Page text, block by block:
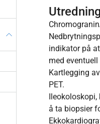
indikator på
med
Kartlegging
PET.
å ta biopsier